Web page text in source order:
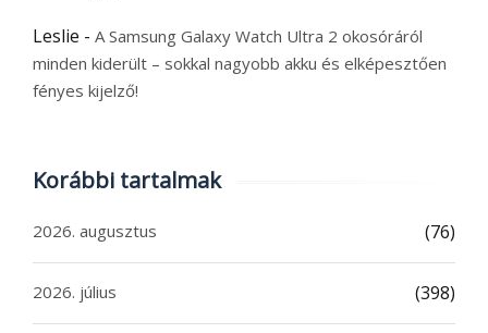
Leslie - A Samsung Galaxy Watch Ultra 2 okosóráról
minden kiderült – sokkal nagyobb akku és elképesztően
fényes kijelző!
Korábbi tartalmak
2026. augusztus (76)
2026. július (398)